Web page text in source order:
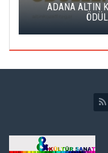
ADANA ALTIN